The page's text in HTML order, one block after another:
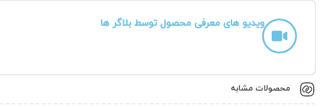
ویدیو های معرفی محصول توسط بلاگر ها
محصولات مشابه